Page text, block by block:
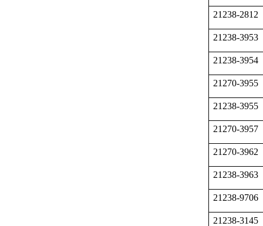
21238-2812
21238-3953
21238-3954
21270-3955
21238-3955
21270-3957
21270-3962
21238-3963
21238-9706
21238-3145